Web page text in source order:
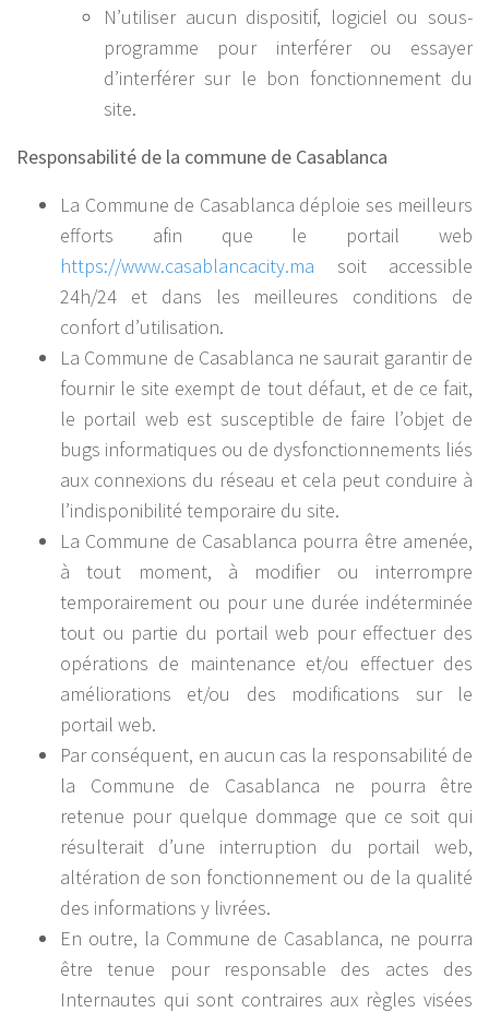
N’utiliser aucun dispositif, logiciel ou sous-
programme pour interférer ou essayer
d’interférer sur le bon fonctionnement du
site.
Responsabilité de la commune de Casablanca
La Commune de Casablanca déploie ses meilleurs
efforts afin que le portail web
https://www.casablancacity.ma soit accessible
24h/24 et dans les meilleures conditions de
confort d’utilisation.
La Commune de Casablanca ne saurait garantir de
fournir le site exempt de tout défaut, et de ce fait,
le portail web est susceptible de faire l’objet de
bugs informatiques ou de dysfonctionnements liés
aux connexions du réseau et cela peut conduire à
l’indisponibilité temporaire du site.
La Commune de Casablanca pourra être amenée,
à tout moment, à modifier ou interrompre
temporairement ou pour une durée indéterminée
tout ou partie du portail web pour effectuer des
opérations de maintenance et/ou effectuer des
améliorations et/ou des modifications sur le
portail web.
Par conséquent, en aucun cas la responsabilité de
la Commune de Casablanca ne pourra être
retenue pour quelque dommage que ce soit qui
résulterait d’une interruption du portail web,
altération de son fonctionnement ou de la qualité
des informations y livrées.
En outre, la Commune de Casablanca, ne pourra
être tenue pour responsable des actes des
Internautes qui sont contraires aux règles visées